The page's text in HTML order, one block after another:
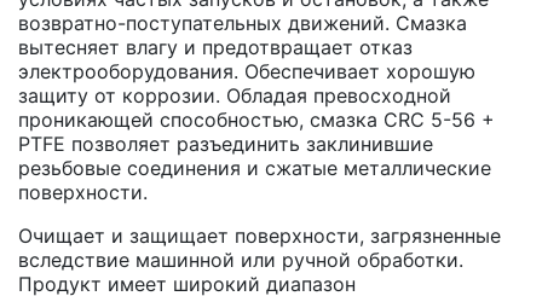
возвратно-поступательных движений. Смазка
вытесняет влагу и предотвращает отказ
электрооборудования. Обеспечивает хорошую
защиту от коррозии. Обладая превосходной
проникающей способностью, смазка CRC 5-56 +
PTFE позволяет разъединить заклинившие
резьбовые соединения и сжатые металлические
поверхности.
Очищает и защищает поверхности, загрязненные
вследствие машинной или ручной обработки.
Продукт имеет широкий диапазон